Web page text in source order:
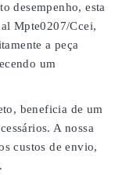
desempenho, esta
Mpte0207/Ccei,
a peça
um
, beneficia de um
A nossa
custos de envio,
.